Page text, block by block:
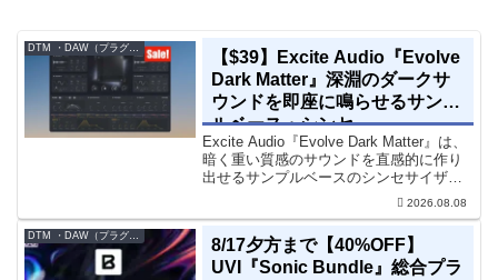
DTM ・DAW（プラグイン、シンセなど）のセール情報
【$39】Excite Audio『Evolve
Dark Matter』深淵のダークサ
ウンドを即座に鳴らせるサンプ
ルベース・シンセ
Excite Audio『Evolve Dark Matter』は、
暗く重い質感のサウンドを直感的に作り
出せるサンプルベースのシンセサイザー
です。ダークD&Bやアトモスフェリッ
2026.08.08
8/17夕方まで【40%OFF】
UVI『Sonic Bundle』総合プラ